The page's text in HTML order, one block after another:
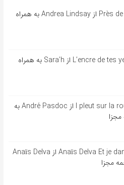
آهنگ فرانسوی Près de toi از Andrea Lindsay به همراه
آهنگ فرانسوی L’encre de tes yeux از Sara’h به همراه
آهنگ فرانسوی l pleut sur la route از André Pasdoc به
آهنگ فرانسوی Anaïs Delva Et je danse از Anaïs Delva
مجزا